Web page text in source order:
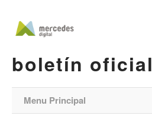
boletín oficial
Menu Principal